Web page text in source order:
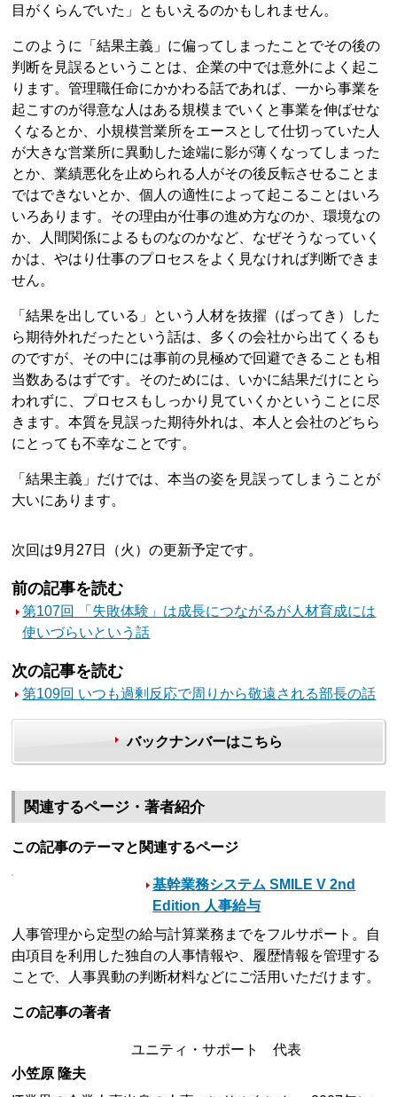
目がくらんでいた」ともいえるのかもしれません。
このように「結果主義」に偏ってしまったことでその後の
判断を見誤るということは、企業の中では意外によく起こ
ります。管理職任命にかかわる話であれば、一から事業を
起こすのが得意な人はある規模までいくと事業を伸ばせな
くなるとか、小規模営業所をエースとして仕切っていた人
が大きな営業所に異動した途端に影が薄くなってしまった
とか、業績悪化を止められる人がその後反転させることま
ではできないとか、個人の適性によって起こることはいろ
いろあります。その理由が仕事の進め方なのか、環境なの
か、人間関係によるものなのかなど、なぜそうなっていく
かは、やはり仕事のプロセスをよく見なければ判断できま
せん。
「結果を出している」という人材を抜擢（ばってき）した
ら期待外れだったという話は、多くの会社から出てくるも
のですが、その中には事前の見極めで回避できることも相
当数あるはずです。そのためには、いかに結果だけにとら
われずに、プロセスもしっかり見ていくかということに尽
きます。本質を見誤った期待外れは、本人と会社のどちら
にとっても不幸なことです。
「結果主義」だけでは、本当の姿を見誤ってしまうことが
大いにあります。
次回は9月27日（火）の更新予定です。
前の記事を読む
第107回 「失敗体験」は成長につながるが人材育成には
使いづらいという話
次の記事を読む
第109回 いつも過剰反応で周りから敬遠される部長の話
バックナンバーはこちら
関連するページ・著者紹介
この記事のテーマと関連するページ
基幹業務システム SMILE V 2nd
Edition 人事給与
人事管理から定型の給与計算業務までをフルサポート。自
由項目を利用した独自の人事情報や、履歴情報を管理する
ことで、人事異動の判断材料などにご活用いただけます。
この記事の著者
ユニティ・サポート 代表
小笠原 隆夫